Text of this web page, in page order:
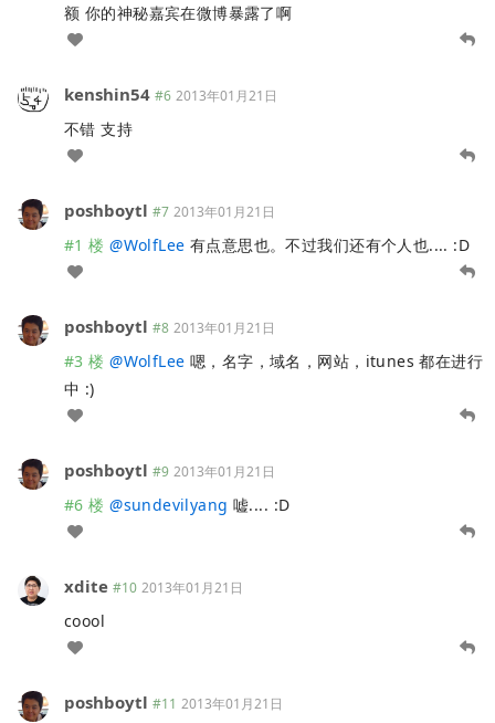
额 你的神秘嘉宾在微博暴露了啊
kenshin54 #6 2013年01月21日
不错 支持
poshboytl #7 2013年01月21日
#1 楼 @WolfLee 有点意思也。不过我们还有个人也.... :D
poshboytl #8 2013年01月21日
#3 楼 @WolfLee 嗯，名字，域名，网站，itunes 都在进行
中 :)
poshboytl #9 2013年01月21日
#6 楼 @sundevilyang 嘘.... :D
xdite #10 2013年01月21日
coool
poshboytl #11 2013年01月21日